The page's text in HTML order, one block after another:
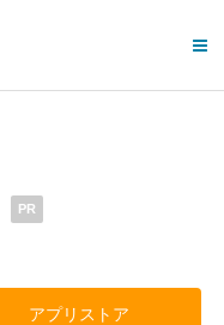
PR
アプリストア